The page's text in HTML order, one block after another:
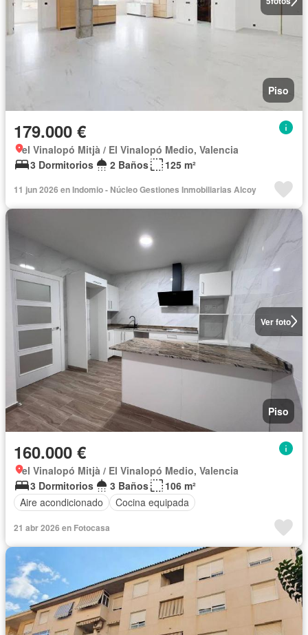
Piso
179.000 €
el Vinalopó Mitjà / El Vinalopó Medio, Valencia
3 Dormitorios
2 Baños 125 m²
11 jun 2026 en Indomio - Núcleo Gestiones Inmobiliarias Alcoy
Ver foto
Piso
160.000 €
el Vinalopó Mitjà / El Vinalopó Medio, Valencia
3 Dormitorios
3 Baños
106 m²
Aire acondicionado
Cocina equipada
21 abr 2026 en Fotocasa